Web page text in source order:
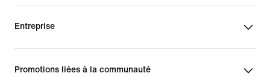
Entreprise
Promotions liées à la communauté